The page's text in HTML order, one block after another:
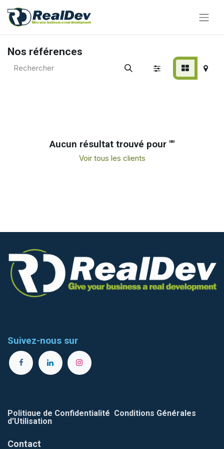
Nos références
Aucun résultat trouvé pour ""
Voir tous les clients
Suivez-nous sur
Politique de Confidentialité Conditions Générales
d'Utilisation
Contact